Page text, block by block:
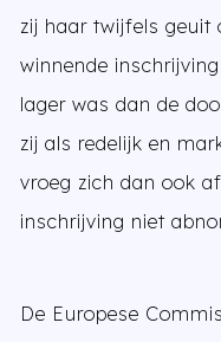
zij haar twijfels geuit
winnende
lager was dan de
zij als redelijk en
vroeg zich dan ook
inschrijving niet
De Europese